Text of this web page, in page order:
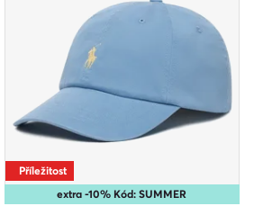
extra -10% Kód: SUMMER
Příležitost